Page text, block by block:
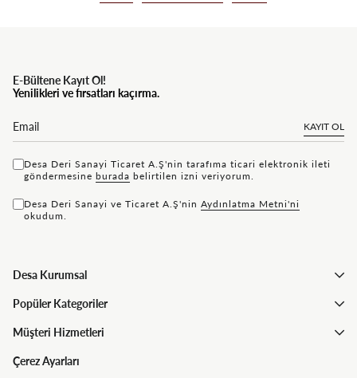
E-Bültene Kayıt Ol!
Yenilikleri ve fırsatları kaçırma.
KAYIT OL
Desa Deri Sanayi Ticaret A.Ş'nin tarafıma ticari elektronik ileti
göndermesine bu rada belirtilen izni veriyorum.
Desa Deri Sanayi ve Ticaret A.Ş'nin Aydınlatma Metni'ni
okudum.
Desa Kurumsal
Popüler Kategoriler
Müşteri Hizmetleri
Çerez Ayarları